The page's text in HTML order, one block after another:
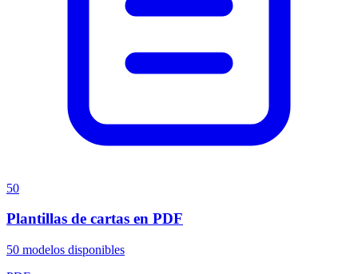
50
Plantillas de cartas en PDF
50 modelos disponibles